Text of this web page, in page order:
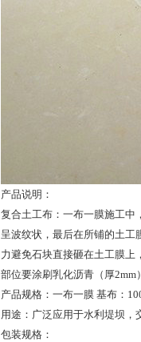
产品说明：
复合土工布：一布一膜施工中
呈波纹状，最后在所铺的土工
力避免石块直接砸在土工膜上
部位要涂刷乳化沥青（厚2mm
产品规格：一布一膜 基布：
用途：广泛应用于水利堤坝，
包装规格：